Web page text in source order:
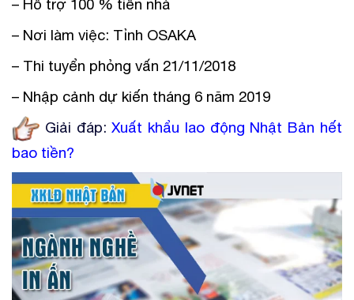
– Hỗ trợ 100 % tiền nhà
– Nơi làm việc: Tỉnh OSAKA
– Thi tuyển phỏng vấn 21/11/2018
– Nhập cảnh dự kiến tháng 6 năm 2019
Giải đáp:Xuất khẩu lao động Nhật Bản hết
bao tiền?